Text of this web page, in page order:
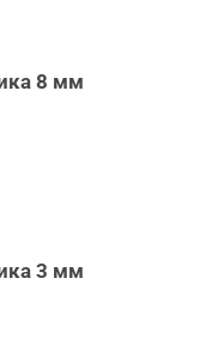
8 мм
3 мм